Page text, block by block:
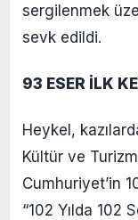
sergilenmek
sevk edildi.
93 ESER İLK
Heykel,
Kültür ve Turizm
Cumhuriyet’in
“102 Yılda 102